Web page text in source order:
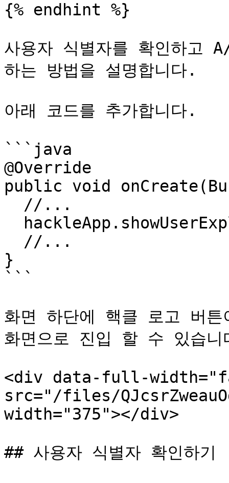
{% endhint %}
사용자 식별자를 확인하고
하는 방법을 설명합니다.
아래 코드를 추가합니다.
```java
@Override
public void
}
```
화면 하단에 핵클 로고 버
화면으로 진입 할 수 있습
<div data-full-
src="/files/
width="375"></div>
## 사용자 식별자 확인하기